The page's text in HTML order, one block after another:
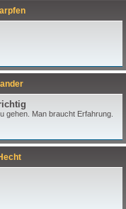
gehen. Man braucht Erfahrung.